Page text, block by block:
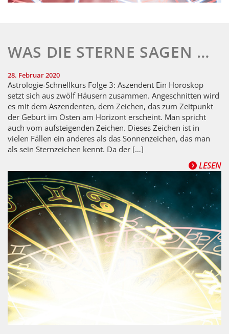
WAS DIE STERNE SAGEN …
28. Februar 2020
Astrologie-Schnellkurs Folge 3: Aszendent Ein Horoskop
setzt sich aus zwölf Häusern zusammen. Angeschnitten wird
es mit dem Aszendenten, dem Zeichen, das zum Zeitpunkt
der Geburt im Osten am Horizont erscheint. Man spricht
auch vom aufsteigenden Zeichen. Dieses Zeichen ist in
vielen Fällen ein anderes als das Sonnenzeichen, das man
als sein Sternzeichen kennt. Da der […]
LESEN